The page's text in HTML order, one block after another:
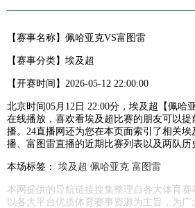
【赛事名称】 佩哈亚克VS富图雷
【赛事分类】 埃及超
【开赛时间】 2026-05-12 22:00:00
北京时间05月12日 22:00分，埃及超【佩哈
在线播放，喜欢看埃及超比赛的朋友可以
播。24直播网还为您在本页面索引了相关
播、富图雷直播的近期比赛列表以及两队历
本场标签： 埃及超 佩哈亚克 富图雷
本网提供的导航链接搜集整理自各大体育赛
以各大平台优质体育赛事资源为主旨，为